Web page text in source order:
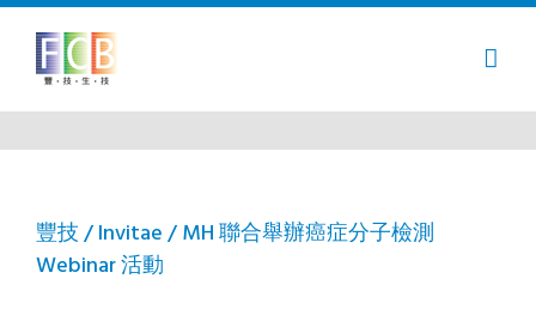
Skip
content
豐技 / Invitae / MH 聯合舉辦癌症分子檢測
Webinar 活動